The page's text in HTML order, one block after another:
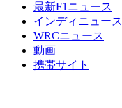
最新F1ニュース
インディニュース
WRCニュース
動画
携帯サイト